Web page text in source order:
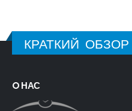
КРАТКИЙ ОБЗОР
O НАС